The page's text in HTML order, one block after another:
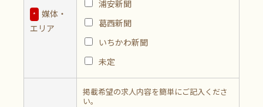
*
媒体・
エリア
浦安新聞
葛西新聞
いちかわ新聞
未定
掲載希望の求人内容を簡単にご記入くださ
い。